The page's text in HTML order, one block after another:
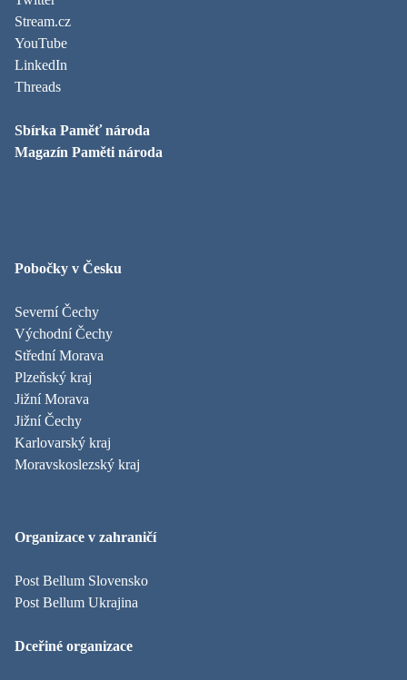
Stream.cz
YouTube
LinkedIn
Threads
Sbírka Paměť národa
Magazín Paměti národa
Pobočky v Česku
Severní Čechy
Východní Čechy
Střední Morava
Plzeňský kraj
Jižní Morava
Jižní Čechy
Karlovarský kraj
Moravskoslezský kraj
Organizace v zahraničí
Post Bellum Slovensko
Post Bellum Ukrajina
Dceřiné organizace